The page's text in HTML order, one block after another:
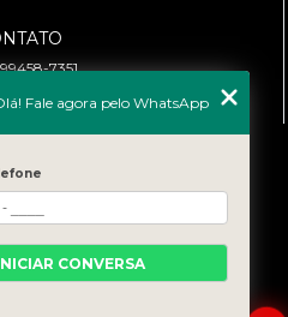
7351
Home
Galeria
Fale agora pelo WhatsApp
CONVERSA